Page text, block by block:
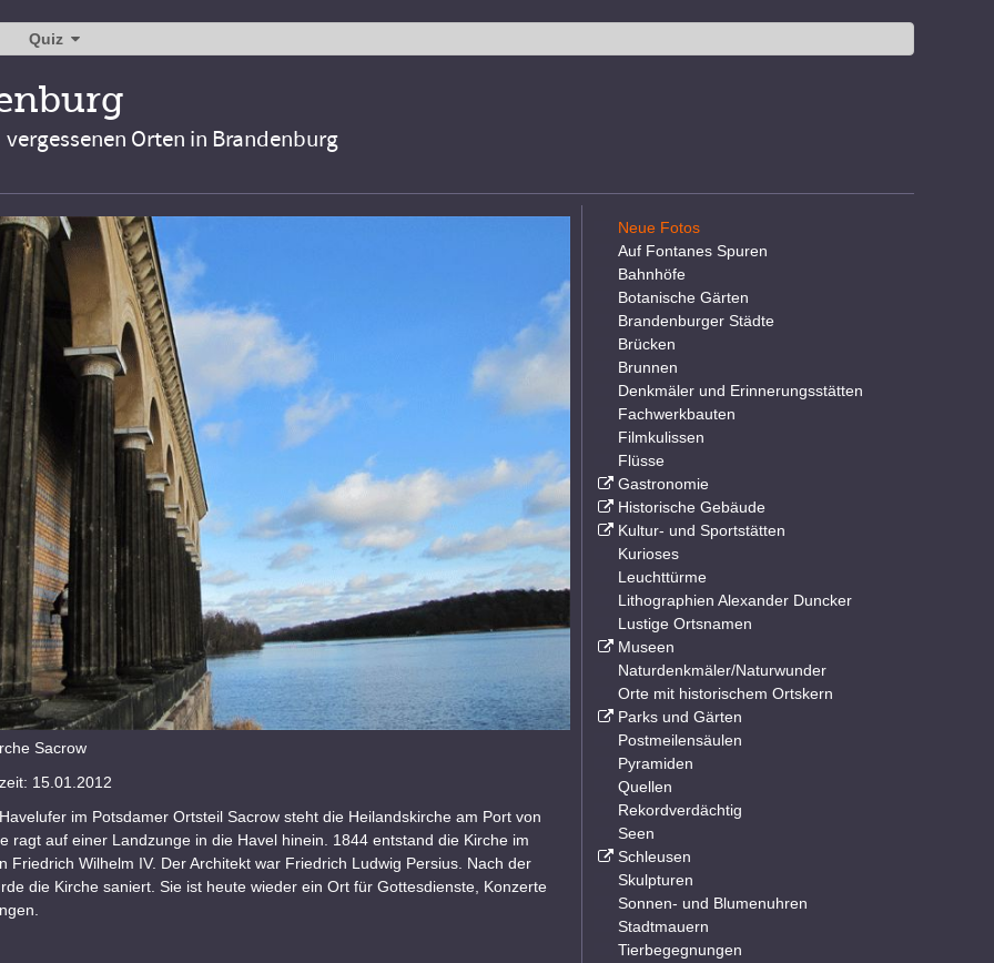
Quiz
Orten in Brandenburg
Sacrow
15.01.2012
im Potsdamer Ortsteil Sacrow steht die Heilandskirche am Port von
ragt auf einer Landzunge in die Havel hinein. 1844 entstand die Kirche im
Friedrich Wilhelm IV. Der Architekt war Friedrich Ludwig Persius. Nach der
die Kirche saniert. Sie ist heute wieder ein Ort für Gottesdienste, Konzerte
Neue Fotos
Auf Fontanes Spuren
Bahnhöfe
Botanische Gärten
Brandenburger Städte
Brücken
Brunnen
Denkmäler und Erinnerungsstätten
Fachwerkbauten
Filmkulissen
Flüsse
Gastronomie
Historische Gebäude
Kultur- und Sportstätten
Kurioses
Leuchttürme
Lithographien Alexander Duncker
Lustige Ortsnamen
Museen
Naturdenkmäler/Naturwunder
Orte mit historischem Ortskern
Parks und Gärten
Postmeilensäulen
Pyramiden
Quellen
Rekordverdächtig
Seen
Schleusen
Skulpturen
Sonnen- und Blumenuhren
Stadtmauern
Tierbegegnungen